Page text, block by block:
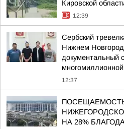
Кировской
12:39
Сербский
Нижнем
документальный
12:37
НА 28%